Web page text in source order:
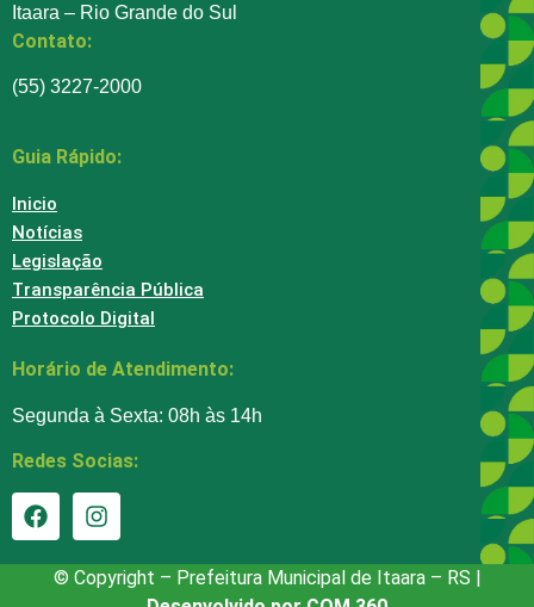
Itaara – Rio Grande do Sul
Contato:
(55) 3227-2000
Guia Rápido:
Inicio
Notícias
Legislação
Transparência Pública
Protocolo Digital
Horário de Atendimento:
Segunda à Sexta: 08h às 14h
Redes Socias:
© Copyright – Prefeitura Municipal de Itaara – RS |